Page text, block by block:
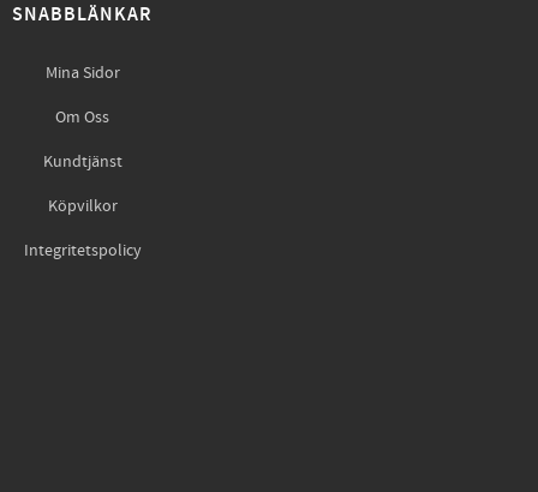
SNABBLÄNKAR
Mina Sidor
Om Oss
Kundtjänst
Köpvilkor
Integritetspolicy